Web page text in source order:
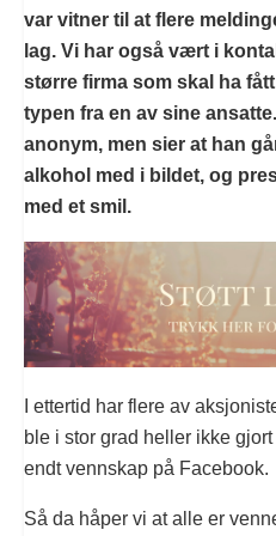
var vitner til at flere
lag. Vi har også vært i
større firma som skal ha
typen fra en av sine
anonym, men sier at han
alkohol med i bildet, og
med et smil.
I ettertid har flere av
ble i stor grad heller ikke
endt vennskap på Facebook.
Så da håper vi at alle er